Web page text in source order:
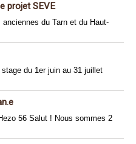
projet SEVE
du Tarn et du Haut-
du 1er juin au 31 juillet
56 Salut ! Nous sommes 2